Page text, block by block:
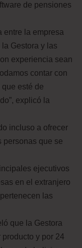
de pensiones
entre la empresa
Gestora y las
experiencia sean
contar con
esté de
explicó la
incluso a ofrecer
personas que se
ejecutivos
en el extranjero
las
que la Gestora
y por 24